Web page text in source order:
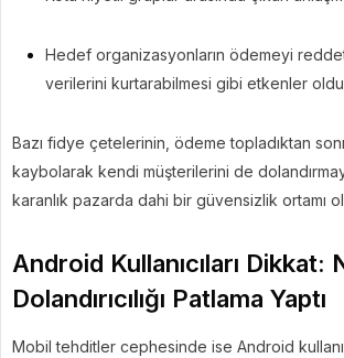
Hedef organizasyonların ödemeyi
verilerini kurtarabilmesi gibi etkenler
Bazı fidye çetelerinin, ödeme topladıktan
kaybolarak kendi müşterilerini de
karanlık pazarda dahi bir güvensizlik ortamı
Android Kullanıcıları Dikkat:
Dolandırıcılığı Patlama Yaptı
Mobil tehditler cephesinde ise Android